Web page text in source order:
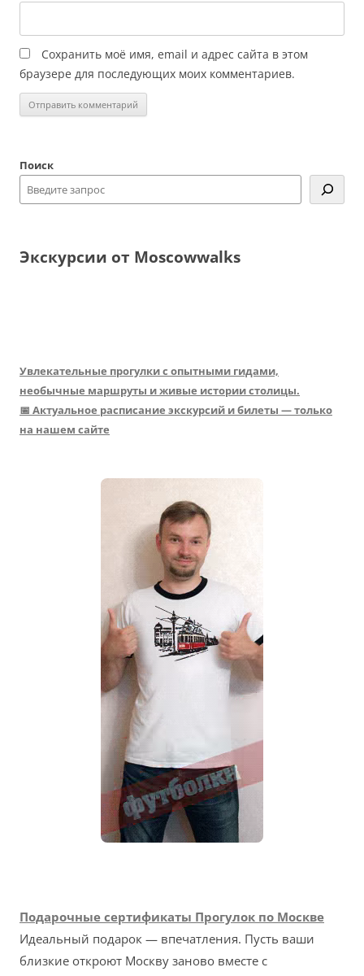
Сохранить моё имя, email и адрес сайта в этом
браузере для последующих моих комментариев.
Поиск
Экскурсии от Moscowwalks
Увлекательные прогулки с опытными гидами,
необычные маршруты и живые истории столицы.
📅 Актуальное расписание экскурсий и билеты — только
на нашем сайте
Подарочные сертификаты Прогулок по Москве
Идеальный подарок — впечатления. Пусть ваши
близкие откроют Москву заново вместе с